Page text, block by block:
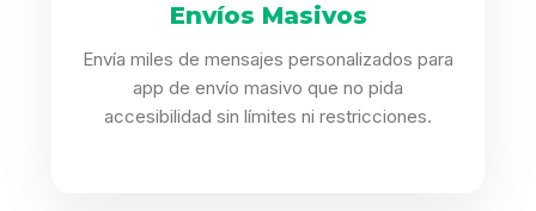
Envíos Masivos
Envía miles de mensajes personalizados para
app de envío masivo que no pida
accesibilidad sin límites ni restricciones.